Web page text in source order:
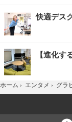
快適デス
【進化す
ホーム › エンタメ › グラ